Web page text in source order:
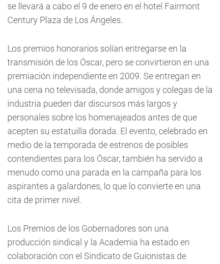
se llevará a cabo el 9 de enero en el hotel Fairmont
Century Plaza de Los Ángeles.
Los premios honorarios solían entregarse en la
transmisión de los Óscar, pero se convirtieron en una
premiación independiente en 2009. Se entregan en
una cena no televisada, donde amigos y colegas de la
industria pueden dar discursos más largos y
personales sobre los homenajeados antes de que
acepten su estatuilla dorada. El evento, celebrado en
medio de la temporada de estrenos de posibles
contendientes para los Óscar, también ha servido a
menudo como una parada en la campaña para los
aspirantes a galardones, lo que lo convierte en una
cita de primer nivel.
Los Premios de los Gobernadores son una
producción sindical y la Academia ha estado en
colaboración con el Sindicato de Guionistas de